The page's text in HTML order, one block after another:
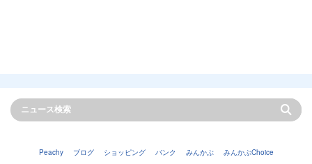
Peachy ブログ ショッピング バンク みんかぶ みんかぶChoice